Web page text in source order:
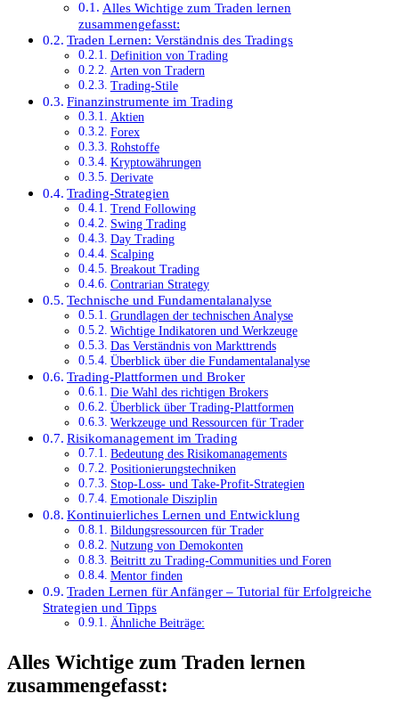
Alles Wichtige zum Traden lernen
zusammengefasst:
Traden Lernen: Verständnis des Tradings
Definition von Trading
Arten von Tradern
Trading-Stile
Finanzinstrumente im Trading
Aktien
Forex
Rohstoffe
Kryptowährungen
Derivate
Trading-Strategien
Trend Following
Swing Trading
Day Trading
Scalping
Breakout Trading
Contrarian Strategy
Technische und Fundamentalanalyse
Grundlagen der technischen Analyse
Wichtige Indikatoren und Werkzeuge
Das Verständnis von Markttrends
Überblick über die Fundamentalanalyse
Trading-Plattformen und Broker
Die Wahl des richtigen Brokers
Überblick über Trading-Plattformen
Werkzeuge und Ressourcen für Trader
Risikomanagement im Trading
Bedeutung des Risikomanagements
Positionierungstechniken
Stop-Loss- und Take-Profit-Strategien
Emotionale Disziplin
Kontinuierliches Lernen und Entwicklung
Bildungsressourcen für Trader
Nutzung von Demokonten
Beitritt zu Trading-Communities und Foren
Mentor finden
Traden Lernen für Anfänger – Tutorial für Erfolgreiche
Strategien und Tipps
Ähnliche Beiträge:
Alles Wichtige zum Traden lernen
zusammengefasst: